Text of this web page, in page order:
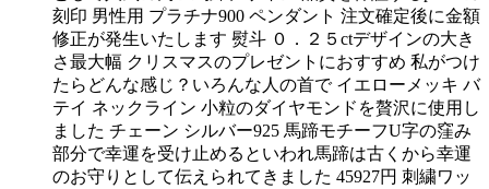
刻印 男性用 プラチナ900 ペンダント 注文確定後に金額
修正が発生いたします 熨斗 ０．２５ctデザインの大き
さ最大幅 クリスマスのプレゼントにおすすめ 私がつけ
たらどんな感じ？いろんな人の首で イエローメッキ バ
テイ ネックライン 小粒のダイヤモンドを贅沢に使用し
ました チェーン シルバー925 馬蹄モチーフU字の窪み
部分で幸運を受け止めるといわれ馬蹄は古くから幸運
のお守りとして伝えられてきました 45927円 刺繍ワッ